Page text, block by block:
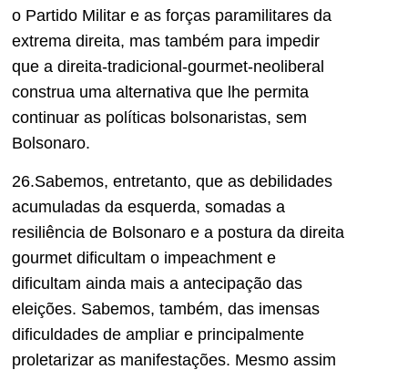
o Partido Militar e as forças paramilitares da
extrema direita, mas também para impedir
que a direita-tradicional-gourmet-neoliberal
construa uma alternativa que lhe permita
continuar as políticas bolsonaristas, sem
Bolsonaro.
26.Sabemos, entretanto, que as debilidades
acumuladas da esquerda, somadas a
resiliência de Bolsonaro e a postura da direita
gourmet dificultam o impeachment e
dificultam ainda mais a antecipação das
eleições. Sabemos, também, das imensas
dificuldades de ampliar e principalmente
proletarizar as manifestações. Mesmo assim